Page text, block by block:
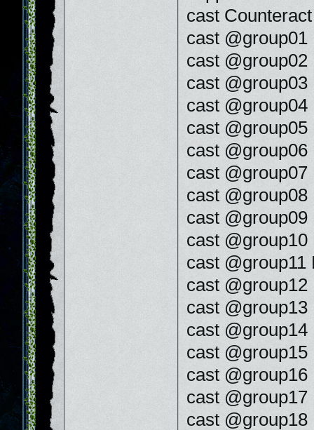
cast Counteract
cast @group01
cast @group02
cast @group03
cast @group04
cast @group05
cast @group06
cast @group07
cast @group08
cast @group09
cast @group10
cast @group11
cast @group12
cast @group13
cast @group14
cast @group15
cast @group16
cast @group17
cast @group18